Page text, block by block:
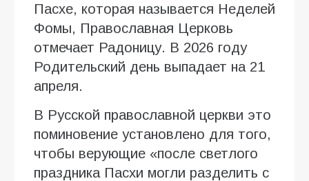
Пасхе, которая называется Неделей
Фомы, Православная Церковь
отмечает Радоницу. В 2026 году
Родительский день выпадает на 21
апреля.
В Русской православной церкви это
поминовение установлено для того,
чтобы верующие «после светлого
праздника Пасхи могли разделить с